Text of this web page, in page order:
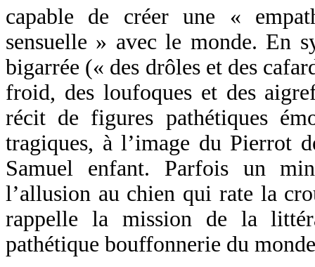
capable de créer une «
sensuelle » avec le monde. En
bigarrée (« des drôles et des
froid, des loufoques et des
récit de figures pathétiques
tragiques, à l’image du Pierrot
Samuel enfant. Parfois un
l’allusion au chien qui rate la
rappelle la mission de la
pathétique bouffonnerie du